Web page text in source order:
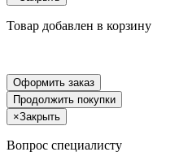
Товар добавлен в корзину
Оформить заказ
Продолжить покупки
×Закрыть
Вопрос специалисту